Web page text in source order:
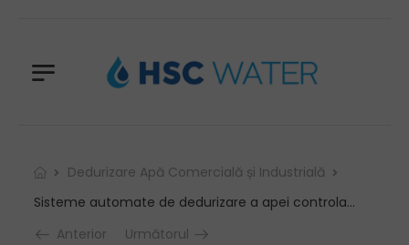
Dedurizare Apă Comercială și Industrială
Sisteme automate de dedurizare a apei controlate în funcție de timp
Anterior
Următorul